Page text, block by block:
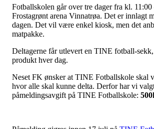
Fotballskolen går over tre dager fra kl.
Frostagrønt arena Vinnatrøa. Det er innlagt
dagen. Det vil være enkel kiosk, men det
matpakke.
Deltagerne får utlevert en TINE fotball-
produkt hver dag.
Neset FK ønsker at TINE Fotballskole skal
hvor alle skal kunne delta. Derfor har vi
påmeldingsavgift på TINE Fotballskole: